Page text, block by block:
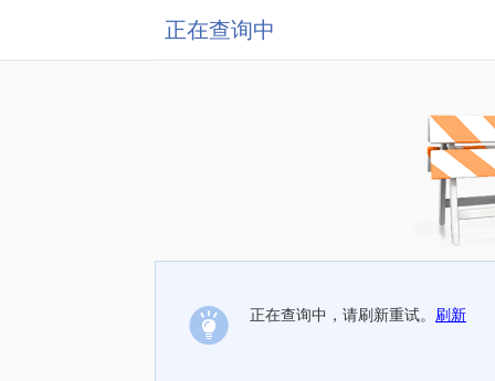
正在查询中
正在查询中，请刷新重试。 刷新